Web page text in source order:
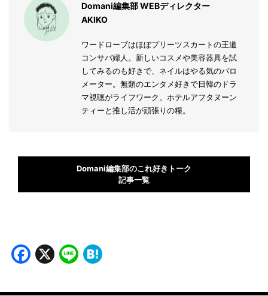
Domani編集部 WEBディレクター
AKIKO
ワードローブはほぼプリーツスカートの王道
コンサバ婦人。新しいコスメや美容器具を試
してみるのも好きで、ネイルはやる気のバロ
メーター。無類のエンタメ好きで日韓のドラ
マ視聴がライフワーク。ホテルアフタヌーン
ティーと推し活が頑張りの糧。
Domani編集部のこれ好きトーク
記事一覧
Facebook
X Line